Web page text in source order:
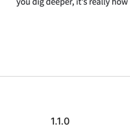
1.1.0